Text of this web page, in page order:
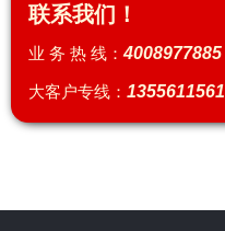
联系我们！
业 务 热 线：4008977885
大客户专线：